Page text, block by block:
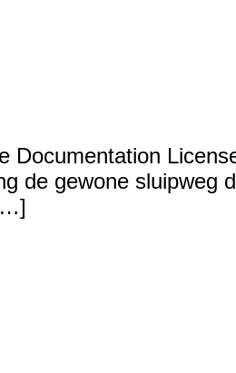
Documentation
de gewone sluipweg